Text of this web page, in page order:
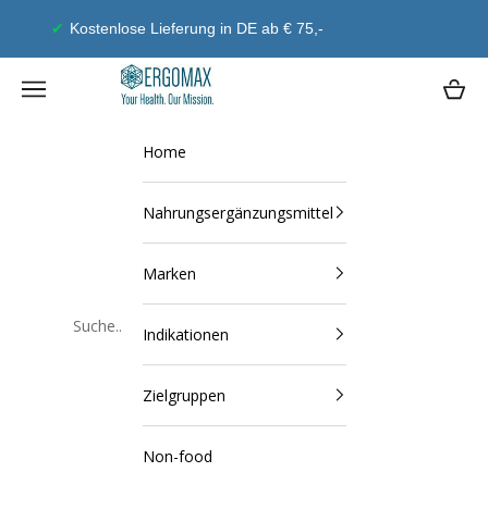
Geld-Zurück-Garantie
Ergomax
Navigationsmenü öffnen
Home
Nahrungsergänzungsmittel
Marken
Indikationen
Zielgruppen
Non-food